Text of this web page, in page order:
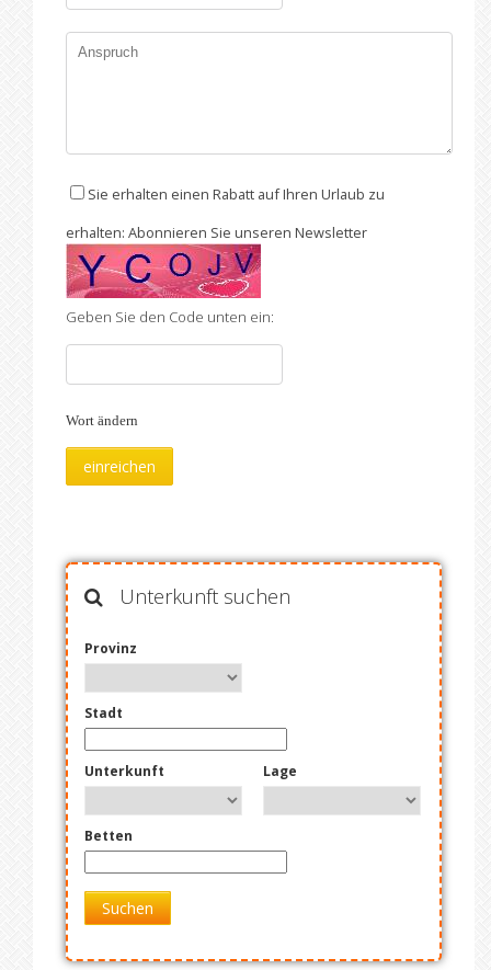
Sie erhalten einen Rabatt auf Ihren Urlaub zu
erhalten: Abonnieren Sie unseren Newsletter
Geben Sie den Code unten ein:
Wort ändern
Unterkunft suchen
Provinz
Stadt
Unterkunft Lage
Betten
Suchen